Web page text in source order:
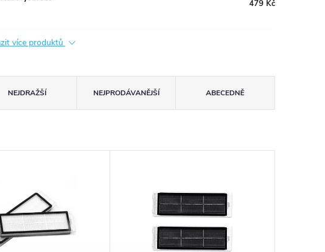
479 Kč
více produktů
NEJDRAŽŠÍ NEJPRODÁVANĚJŠÍ ABECEDNĚ